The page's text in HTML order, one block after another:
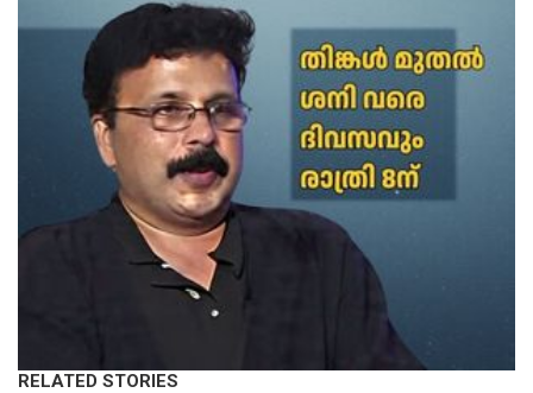
RELATED STORIES